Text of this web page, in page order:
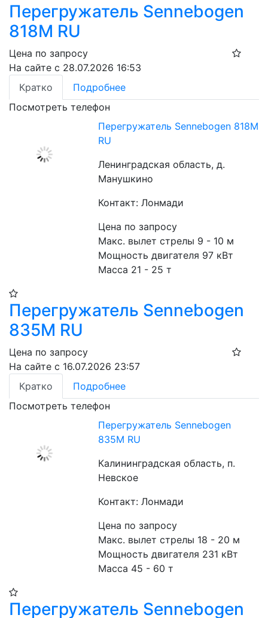
Перегружатель Sennebogen
818M RU
Цена по запросу
На сайте с 28.07.2026 16:53
Кратко
Подробнее
Посмотреть телефон
Перегружатель Sennebogen 818M
RU
Ленинградская область, д.
Манушкино
Контакт: Лонмади
Цена по запросу
Макс. вылет стрелы 9 - 10 м
Мощность двигателя 97 кВт
Масса 21 - 25 т
Перегружатель Sennebogen
835M RU
Цена по запросу
На сайте с 16.07.2026 23:57
Кратко
Подробнее
Посмотреть телефон
Перегружатель Sennebogen
835M RU
Калининградская область, п.
Невское
Контакт: Лонмади
Цена по запросу
Макс. вылет стрелы 18 - 20 м
Мощность двигателя 231 кВт
Масса 45 - 60 т
Перегружатель Sennebogen